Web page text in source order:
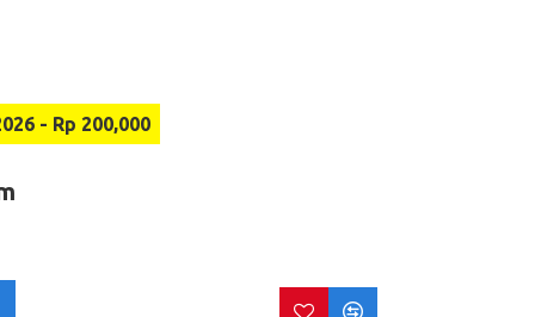
- Rp 200,000